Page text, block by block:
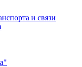
и связи